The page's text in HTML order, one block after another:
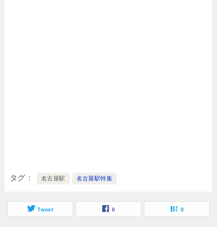
タグ 名古屋駅 名古屋駅特集
Tweet 0 0